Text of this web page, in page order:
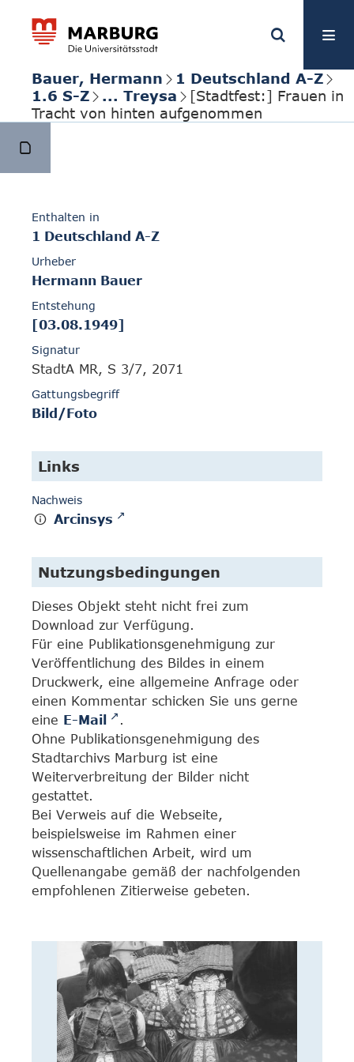
Bauer, Hermann
1 Deutschland A-Z
1.6 S-Z
... Treysa
[Stadtfest:] Frauen in
Tracht von hinten aufgenommen
Enthalten in
1 Deutschland A-Z
Urheber
Hermann Bauer
Entstehung
[03.08.1949]
Signatur
StadtA MR, S 3/7, 2071
Gattungsbegriff
Bild/Foto
Links
Nachweis
Arcinsys
Nutzungsbedingungen
Dieses Objekt steht nicht frei zum
Download zur Verfügung.
Für eine Publikationsgenehmigung zur
Veröffentlichung des Bildes in einem
Druckwerk, eine allgemeine Anfrage oder
einen Kommentar schicken Sie uns gerne
eine E-Mail
.
Ohne Publikationsgenehmigung des
Stadtarchivs Marburg ist eine
Weiterverbreitung der Bilder nicht
gestattet.
Bei Verweis auf die Webseite,
beispielsweise im Rahmen einer
wissenschaftlichen Arbeit, wird um
Quellenangabe gemäß der nachfolgenden
empfohlenen Zitierweise gebeten.